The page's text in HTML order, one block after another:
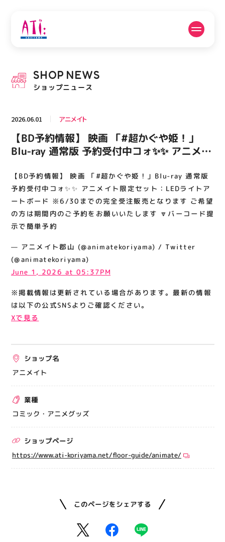
PICK UP NEWS
ピックアップニュース
フロアガイド 営業時間
ACCESS
アクセス・駐車場
RECRUIT
スタッフ募集
関連情報
お知らせ
お問い合わせ
サイトポリシー
運営会社
出店をご検討の方へ
催事出店募集
アティビジョンについて
SHOP NEWS
ショップニュース
2026.06.01 アニメイト
【BD予約情報】 映画 「#超かぐや姫！」
Blu-ray 通常版 予約受付中コォ✨✨ アニメイ
※6/30までの完全受注販売となります ご希
望の方は期間内のご予約をお願いいたします
🔽バーコード提示で簡単予約
【BD予約情報】 映画 「#超かぐや姫！」Blu-ray 通常版
予約受付中コォ✨✨ アニメイト限定セット：LEDライトア
ートボード ※6/30までの完全受注販売となります ご希望
の方は期間内のご予約をお願いいたします 🔽バーコード提
示で簡単予約
— アニメイト郡山 (@animatekoriyama) / Twitter
(@animatekoriyama)
June 1, 2026 at 05:37PM
※掲載情報は更新されている場合があります。最新の情報
は以下の公式SNSよりご確認ください。
Xで見る
ショップ名
アニメイト
業種
コミック・アニメグッズ
ショップページ
https://www.ati-koriyama.net/floor-guide/animate/
このページをシェアする